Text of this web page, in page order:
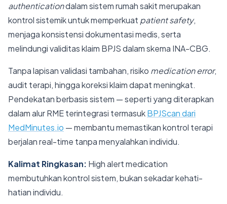
authenticationdalam sistem rumah sakit merupakan
kontrol sistemik untuk memperkuat patient safety,
menjaga konsistensi dokumentasi medis, serta
melindungi validitas klaim BPJS dalam skema INA-CBG.
Tanpa lapisan validasi tambahan, risiko medication error,
audit terapi, hingga koreksi klaim dapat meningkat.
Pendekatan berbasis sistem — seperti yang diterapkan
dalam alur RME terintegrasi termasukBPJScan dari
MedMinutes.io — membantu memastikan kontrol terapi
berjalan real-time tanpa menyalahkan individu.
Kalimat Ringkasan: High alert medication
membutuhkan kontrol sistem, bukan sekadar kehati-
hatian individu.